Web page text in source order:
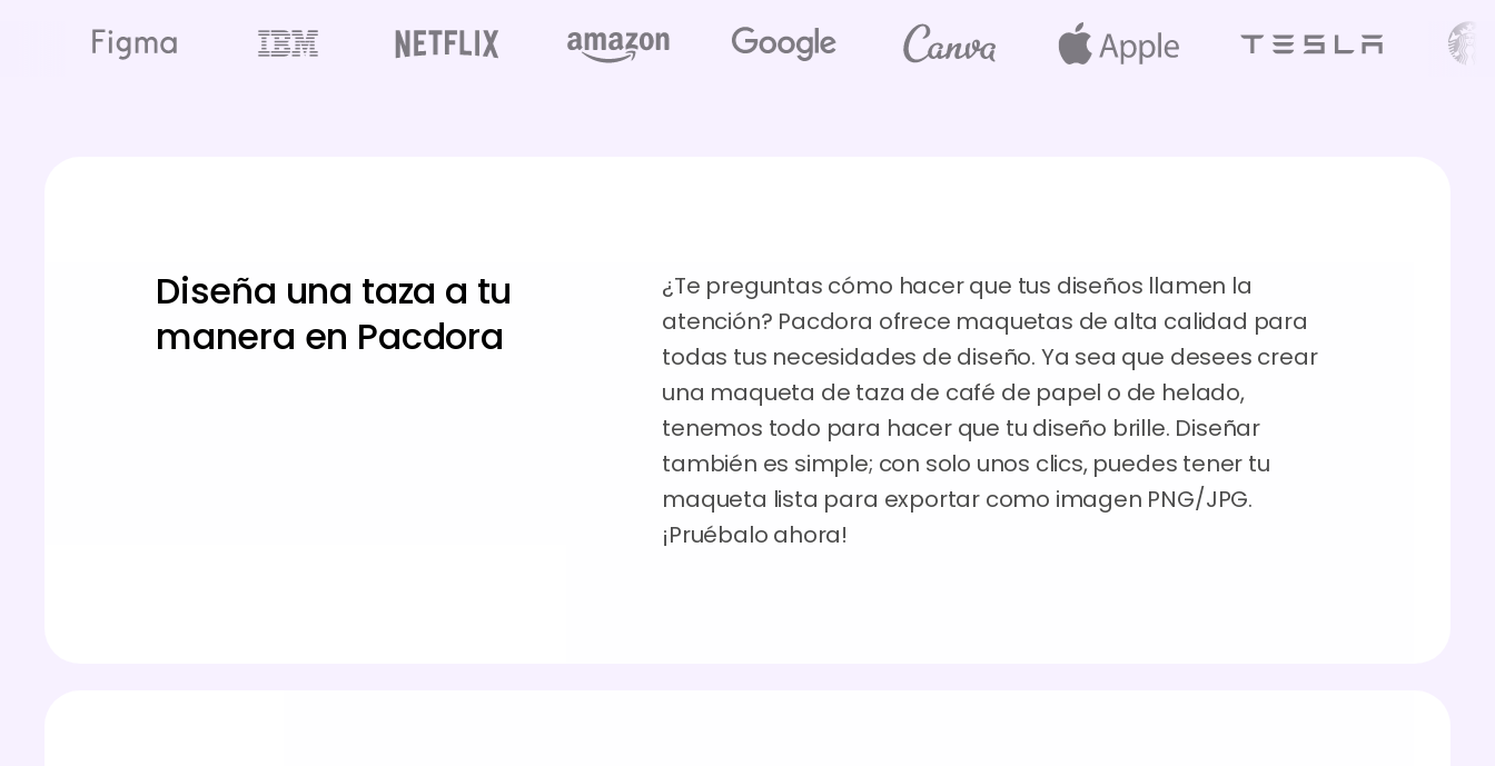
Diseña una taza a tu
manera en Pacdora
¿Te preguntas cómo hacer que tus diseños llamen la
atención? Pacdora ofrece maquetas de alta calidad para
todas tus necesidades de diseño. Ya sea que desees crear
una maqueta de taza de café de papel o de helado,
tenemos todo para hacer que tu diseño brille. Diseñar
también es simple; con solo unos clics, puedes tener tu
maqueta lista para exportar como imagen PNG/JPG.
¡Pruébalo ahora!